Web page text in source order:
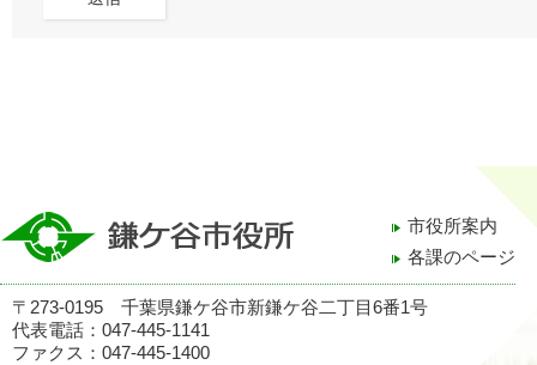
市役所案内
各課のページ
〒273-0195 千葉県鎌ケ谷市新鎌ケ谷二丁目6番1号
代表電話：047-445-1141
ファクス：047-445-1400